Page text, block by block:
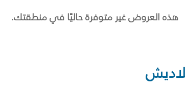
هذه العروض غير متوفرة حاليًا في منطقتك.